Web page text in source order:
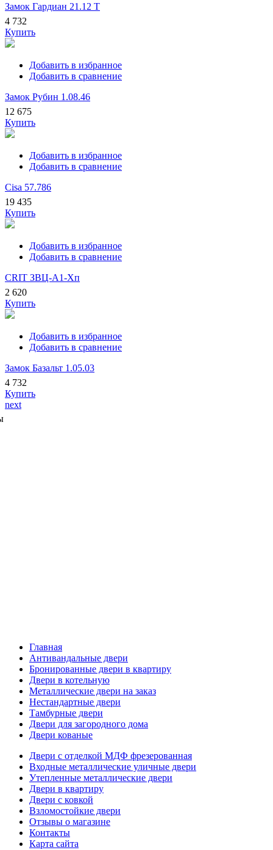
Замок Гардиан 21.12 Т
4 732
Купить
Добавить в избранное
Добавить в сравнение
Замок Рубин 1.08.46
12 675
Купить
Добавить в избранное
Добавить в сравнение
Cisa 57.786
19 435
Купить
Добавить в избранное
Добавить в сравнение
CRIT ЗВЦ-А1-Хп
2 620
Купить
Добавить в избранное
Добавить в сравнение
Замок Базальт 1.05.03
4 732
Купить
next
Главная
Антивандальные двери
Бронированные двери в квартиру
Двери в котельную
Металлические двери на заказ
Нестандартные двери
Тамбурные двери
Двери для загородного дома
Двери кованые
Двери с отделкой МДФ фрезерованная
Входные металлические уличные двери
Утепленные металлические двери
Двери в квартиру
Двери с ковкой
Взломостойкие двери
Отзывы о магазине
Контакты
Карта сайта